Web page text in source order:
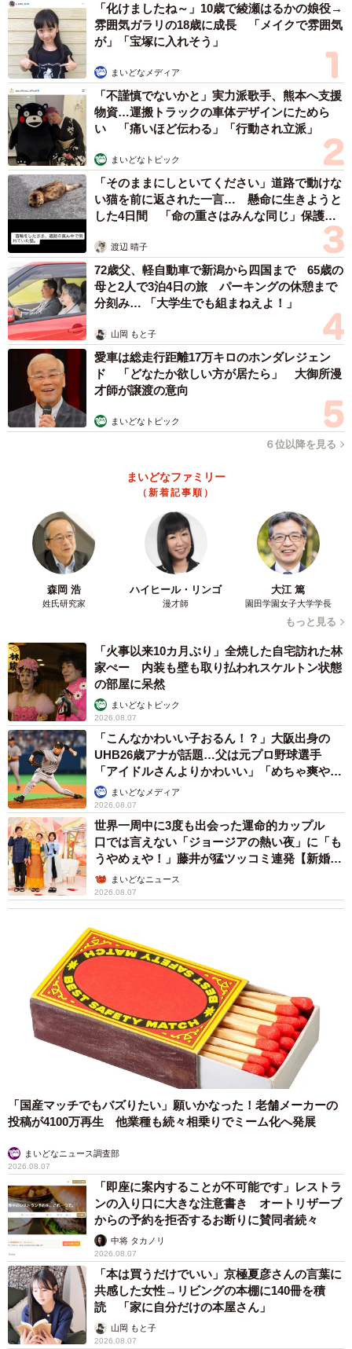
保護時、生後推定6カ月だったあんこちゃん（画像提供：しじみとんさ
こうして、飼い主さん家族は予想外ではあったものの、あ
んこちゃんを家族に迎え入れました。保護猫との暮らしを
軌道にのせる流れは、すでに先住のみとんちゃんとの日々
で経験済み。あんこちゃんもスムーズに家に慣れてくれる
と思っていました。ところが、実際はそう簡単ではなかっ
たといいます。
「我先におもちゃで遊び、しじみやみとんに近寄ってシャ
ーと威嚇されてもへっちゃら。2匹が残したご飯をきれいに
食べ尽くす、たくましい子です。厳しい外の世界で半年も
生き抜くなかで育まれた強さなんだろうと思いましたね」
保護まもない頃、お手てが大きかったあんこちゃん（画像提供：しじみ
とんさん）
あんこちゃんは、家での暮らしに慣れていくなかで、先住
猫とは程よい距離感で過ごすようになりました。
「3匹は、同居しているだけという感じですね。くっついて
寝ることもないですし、毛づくろいし合うこともありませ
か」
「化けましたね～」10歳で綾瀬はるかの娘役→
雰囲気ガラリの18歳に成長 「メイクで雰囲気
が」「宝塚に入れそう」
まいどなメディア
「不謹慎でないかと」実力派歌手、熊本へ支援
物資…運搬トラックの車体デザインにためら
い 「痛いほど伝わる」「行動され立派」
まいどなトピック
「そのままにしといてください」道路で動けな
い猫を前に返された一言… 懸命に生きようと
した4日間 「命の重さはみんな同じ」保護団
渡辺 晴子
72歳父、軽自動車で新潟から四国まで 65歳の
母と2人で3泊4日の旅 パーキングの休憩まで
分刻み… 「大学生でも組まねえよ！」
山岡 もと子
愛車は総走行距離17万キロのホンダレジェン
ド 「どなたか欲しい方が居たら」 大御所漫
才師が譲渡の意向
まいどなトピック
６位以降を見る
まいどなファミリー
（新着記事順）
森岡 浩
姓氏研究家
ハイヒール・リンゴ
漫才師
大江 篤
園田学園女子大学学長
もっと見る
「火事以来10カ月ぶり」全焼した自宅訪れた林
家ぺー 内装も壁も取り払われスケルトン状態
の部屋に呆然
まいどなトピック
2026.08.07
「こんなかわいい子おるん！？」大阪出身の
UHB26歳アナが話題…父は元プロ野球選手
「アイドルさんよりかわいい」「めちゃ爽や
か」まいどなメディア
2026.08.07
世界一周中に3度も出会った運命的カップル
口では言えない「ジョージアの熱い夜」に「も
うやめぇや！」藤井が猛ツッコミ連発【新婚さ
ん】まいどなニュース
2026.08.07
「国産マッチでもバズりたい」願いかなった！老舗メーカーの
投稿が4100万再生 他業種も続々相乗りでミーム化へ発展
まいどなニュース調査部
2026.08.07
「即座に案内することが不可能です」レストラ
ンの入り口に大きな注意書き オートリザーブ
からの予約を拒否するお断りに賛同者続々
中将 タカノリ
2026.08.07
「本は買うだけでいい」京極夏彦さんの言葉に
共感した女性→リビングの本棚に140冊を積
読 「家に自分だけの本屋さん」
山岡 もと子
2026.08.07